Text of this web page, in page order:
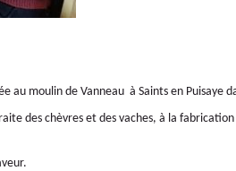
moulin de Vanneau à Saints en Puisaye
des chèvres et des vaches, à la